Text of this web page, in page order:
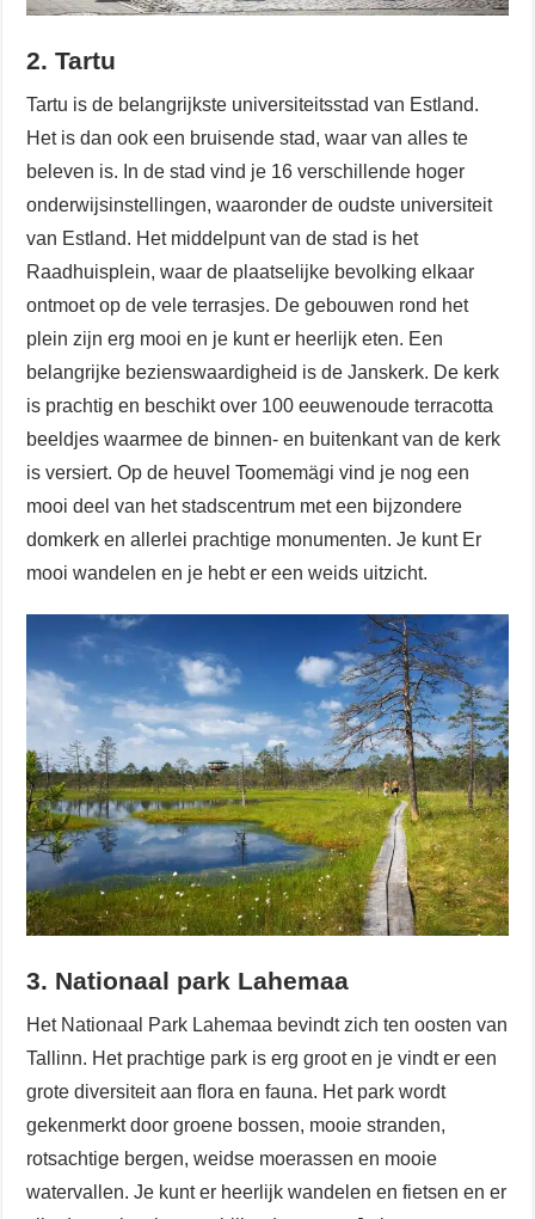
2. Tartu
Tartu is de belangrijkste universiteitsstad van Estland.
Het is dan ook een bruisende stad, waar van alles te
beleven is. In de stad vind je 16 verschillende hoger
onderwijsinstellingen, waaronder de oudste universiteit
van Estland. Het middelpunt van de stad is het
Raadhuisplein, waar de plaatselijke bevolking elkaar
ontmoet op de vele terrasjes. De gebouwen rond het
plein zijn erg mooi en je kunt er heerlijk eten. Een
belangrijke bezienswaardigheid is de Janskerk. De kerk
is prachtig en beschikt over 100 eeuwenoude terracotta
beeldjes waarmee de binnen- en buitenkant van de kerk
is versiert. Op de heuvel Toomemägi vind je nog een
mooi deel van het stadscentrum met een bijzondere
domkerk en allerlei prachtige monumenten. Je kunt Er
mooi wandelen en je hebt er een weids uitzicht.
3. Nationaal park Lahemaa
Het Nationaal Park Lahemaa bevindt zich ten oosten van
Tallinn. Het prachtige park is erg groot en je vindt er een
grote diversiteit aan flora en fauna. Het park wordt
gekenmerkt door groene bossen, mooie stranden,
rotsachtige bergen, weidse moerassen en mooie
watervallen. Je kunt er heerlijk wandelen en fietsen en er